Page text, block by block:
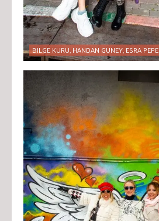
BILGE KURU, HANDAN GUNEY, ESRA PEPE